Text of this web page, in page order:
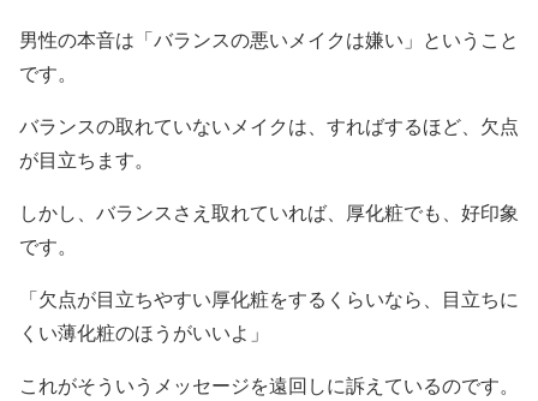
男性の本音は「バランスの悪いメイクは嫌い」ということ
です。
バランスの取れていないメイクは、すればするほど、欠点
が目立ちます。
しかし、バランスさえ取れていれば、厚化粧でも、好印象
です。
「欠点が目立ちやすい厚化粧をするくらいなら、目立ちに
くい薄化粧のほうがいいよ」
これがそういうメッセージを遠回しに訴えているのです。